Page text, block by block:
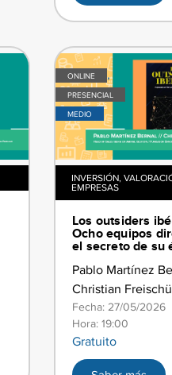
ONLINE ,
PRESENCIAL
MEDIO
INVERSIÓN,
EMPRESAS
Los outsiders
Ocho equipos
el secreto de su
Pablo Martínez
Christian
Fecha: 27/05/2026
Hora: 19:00
Gratuito